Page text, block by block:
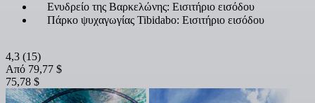
Ενυδρείο της Βαρκελώνης: Εισιτήριο εισόδου
Πάρκο ψυχαγωγίας Tibidabo: Εισιτήριο εισόδου
4,3 (15)
Από 79,77 $
75,78 $